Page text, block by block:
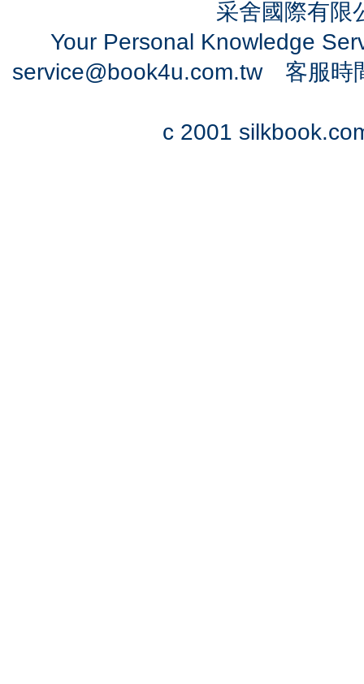
采舍國際有
Your Personal Knowledge
service@book4u.com.tw客服時
c 2001